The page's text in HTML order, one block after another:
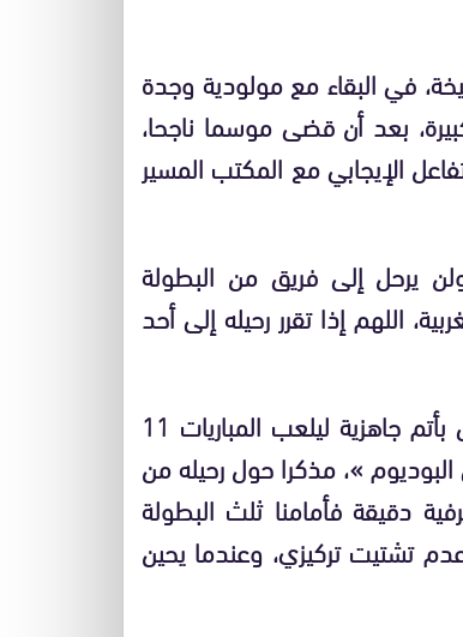
في البقاء مع مولودية وجدة
بعد أن قضى موسما ناجحا،
الإيجابي مع المكتب المسير
يرحل إلى فريق من البطولة
اللهم إذا تقرر رحيله إلى أحد
وسبق لبنشيخة أن صرح لجريدة المنتخب أنه سيكون الفريق بأتم جاهزية ليلعب المباريات 11
»، مذكرا حول رحيله من
دقيقة فأمامنا ثلث البطولة
تشتيت تركيزي، وعندما يحين